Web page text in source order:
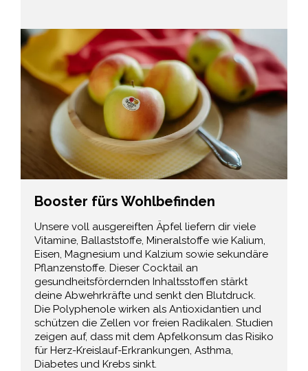
Booster fürs Wohlbefinden
Unsere voll ausgereiften Äpfel liefern dir viele
Vitamine, Ballaststoffe, Mineralstoffe wie Kalium,
Eisen, Magnesium und Kalzium sowie sekundäre
Pflanzenstoffe. Dieser Cocktail an
gesundheitsfördernden Inhaltsstoffen stärkt
deine Abwehrkräfte und senkt den Blutdruck.
Die Polyphenole wirken als Antioxidantien und
schützen die Zellen vor freien Radikalen. Studien
zeigen auf, dass mit dem Apfelkonsum das Risiko
für Herz-Kreislauf-Erkrankungen, Asthma,
Diabetes und Krebs sinkt.